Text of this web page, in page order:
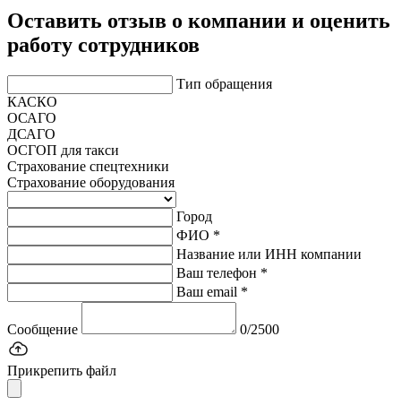
Оставить отзыв о компании и оценить
работу сотрудников
Тип обращения
КАСКО
ОСАГО
ДСАГО
ОСГОП для такси
Страхование спецтехники
Страхование оборудования
Город
ФИО *
Название или ИНН компании
Ваш телефон *
Ваш email *
Сообщение 0/2500
Прикрепить файл